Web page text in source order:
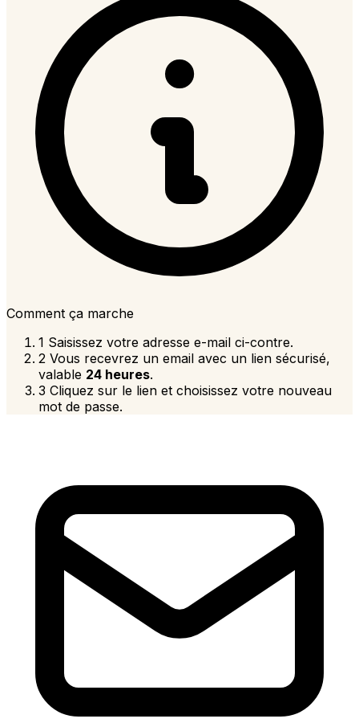
Comment ça marche
1 Saisissez votre adresse e-mail ci-contre.
2 Vous recevrez un email avec un lien sécurisé,
valable 24 heures.
3 Cliquez sur le lien et choisissez votre nouveau
mot de passe.